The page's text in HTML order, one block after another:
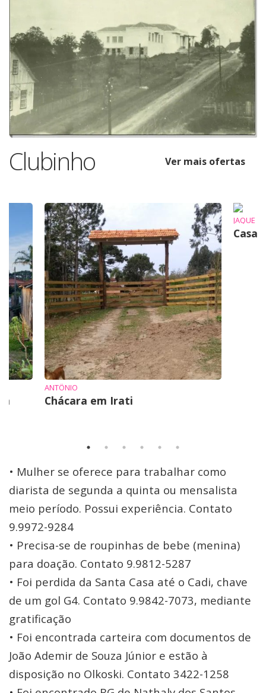
Clubinho Ver mais ofertas
ANTÔNIO
Chácara em Irati
JAQUE
Casa
• Mulher se oferece para trabalhar como
diarista de segunda a quinta ou mensalista
meio período. Possui experiência. Contato
9.9972-9284
• Precisa-se de roupinhas de bebe (menina)
para doação. Contato 9.9812-5287
• Foi perdida da Santa Casa até o Cadi, chave
de um gol G4. Contato 9.9842-7073, mediante
gratificação
• Foi encontrada carteira com documentos de
João Ademir de Souza Júnior e estão à
disposição no Olkoski. Contato 3422-1258